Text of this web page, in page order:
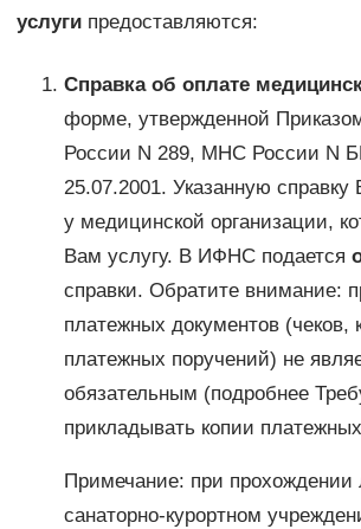
услугипредоставляются:
Cправка об оплате
форме, утвержденной
России N 289, МНС России N
25.07.2001. Указанную справку
у медицинской организации,
Вам услугу. В ИФНС подается
справки. Обратите внимание:
платежных документов (чеков,
платежных поручений) не
обязательным (подробнее
прикладывать копии
Примечание: при прохождении
санаторно-курортном